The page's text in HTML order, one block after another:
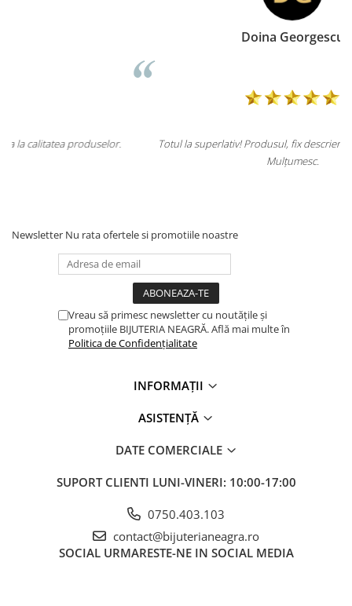
Totul la superlativ! Produsul, fix descrierea, ambalaj, livrare.
Newsletter Nu rata ofertele si promotiile noastre
Vreau să primesc newsletter cu noutățile și
promoțiile BIJUTERIA NEAGRĂ. Află mai multe în
Politica de Confidențialitate
INFORMAȚII
ASISTENȚĂ
DATE COMERCIALE
SUPORT CLIENTI LUNI-VINERI: 10:00-17:00
0750.403.103
contact@bijuterianeagra.ro
SOCIAL URMARESTE-NE IN SOCIAL MEDIA